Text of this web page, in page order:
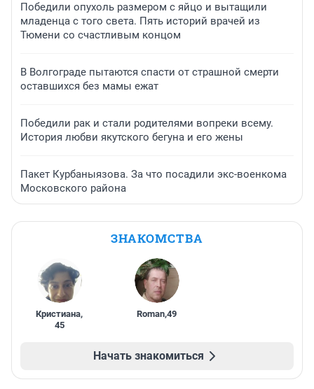
Победили опухоль размером с яйцо и вытащили
младенца с того света. Пять историй врачей из
Тюмени со счастливым концом
В Волгограде пытаются спасти от страшной смерти
оставшихся без мамы ежат
Победили рак и стали родителями вопреки всему.
История любви якутского бегуна и его жены
Пакет Курбаныязова. За что посадили экс-военкома
Московского района
ЗНАКОМСТВА
Кристиана,
45
Roman,49
Начать знакомиться